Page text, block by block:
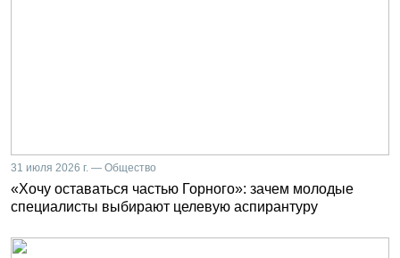
31 июля 2026 г. — Общество
«Хочу оставаться частью Горного»: зачем молодые
специалисты выбирают целевую аспирантуру